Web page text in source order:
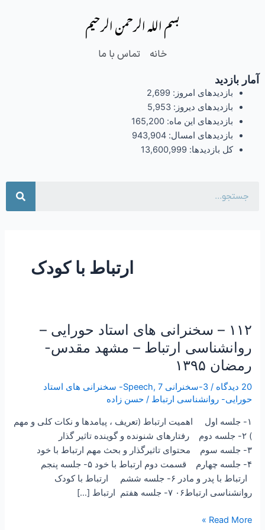
بسم الله الرحمن الرحیم
خانه تماس با ما
آمار بازدید
بازدیدهای امروز: 2,699
بازدیدهای دیروز: 5,953
بازدیدهای این ماه: 165,200
بازدیدهای امسال: 943,904
کل بازدیدها: 13,600,999
ارتباط با کودک
۱۱۲ – سخنرانی های استاد حورایی –
روانشناسی ارتباط – مشهد مقدس-
رمضان ۱۳۹۵
20 دیدگاه /3-سخنرانی Speech ,
7- سخنرانی های استاد
حورایی- روانشناسی ارتباط /حسن زاده
۱- جلسه اول اهمیت ارتباط (تعریف ، پیامدها و نکات کلی و مهم
) ۲- جلسه دوم رفتارهای شنونده و گوینده تاثیر گذار
۳- جلسه سوم محتوای تاثیرگذار و بحث مهم ارتباط با خود
۴- جلسه چهارم قسمت دوم ارتباط با خود ۵- جلسه پنجم
ارتباط با پدر و مادر ۶- جلسه ششم ارتباط با کودک
روانشناسی ارتباط۰۶ ۷- جلسه هفتم ارتباط […]
۱۱۲
سخنرانی
های
استاد
حورایی
روانشناسی
ارتباط
–
مشهد
مقدس-
رمضان
Read More »